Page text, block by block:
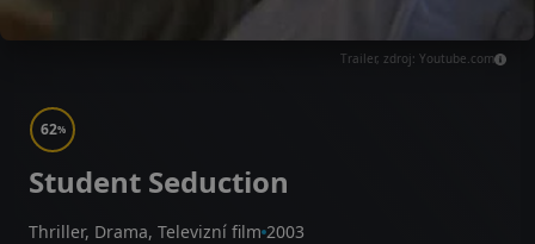
Trailer, zdroj: Youtube.com
62%
Student Seduction
Thriller, Drama, Televizní film 2003